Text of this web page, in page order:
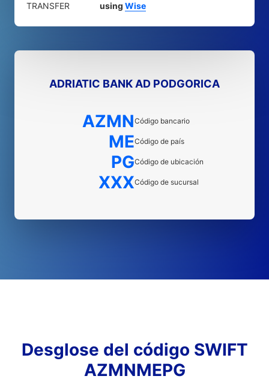
TRANSFER
using Wise
ADRIATIC BANK AD PODGORICA
AZMNCódigo bancario
MECódigo de país
PGCódigo de ubicación
XXXCódigo de sucursal
Desglose del código SWIFT
AZMNMEPG